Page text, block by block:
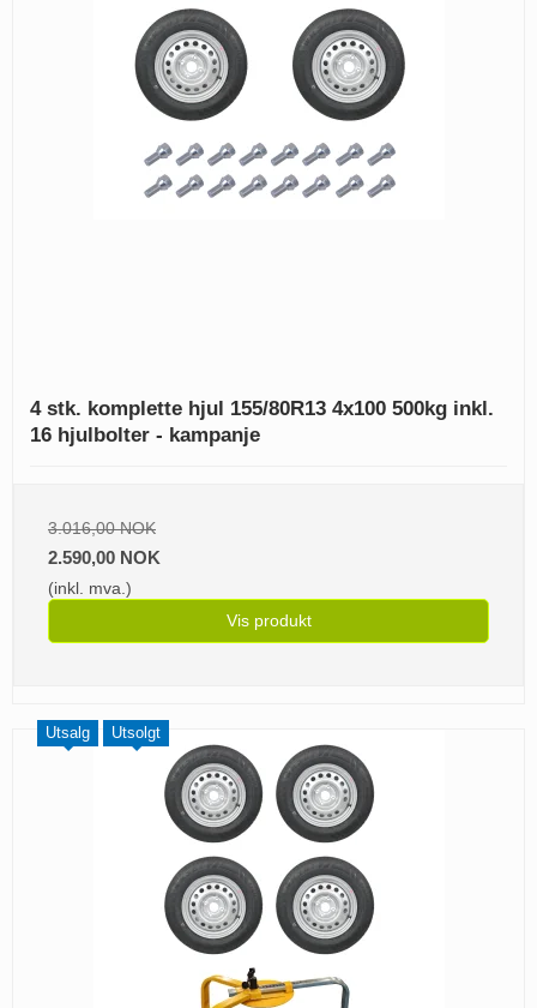
4 stk. komplette hjul 155/80R13 4x100 500kg inkl.
16 hjulbolter - kampanje
3.016,00 NOK
2.590,00 NOK
(inkl. mva.)
Vis produkt
Utsalg Utsolgt